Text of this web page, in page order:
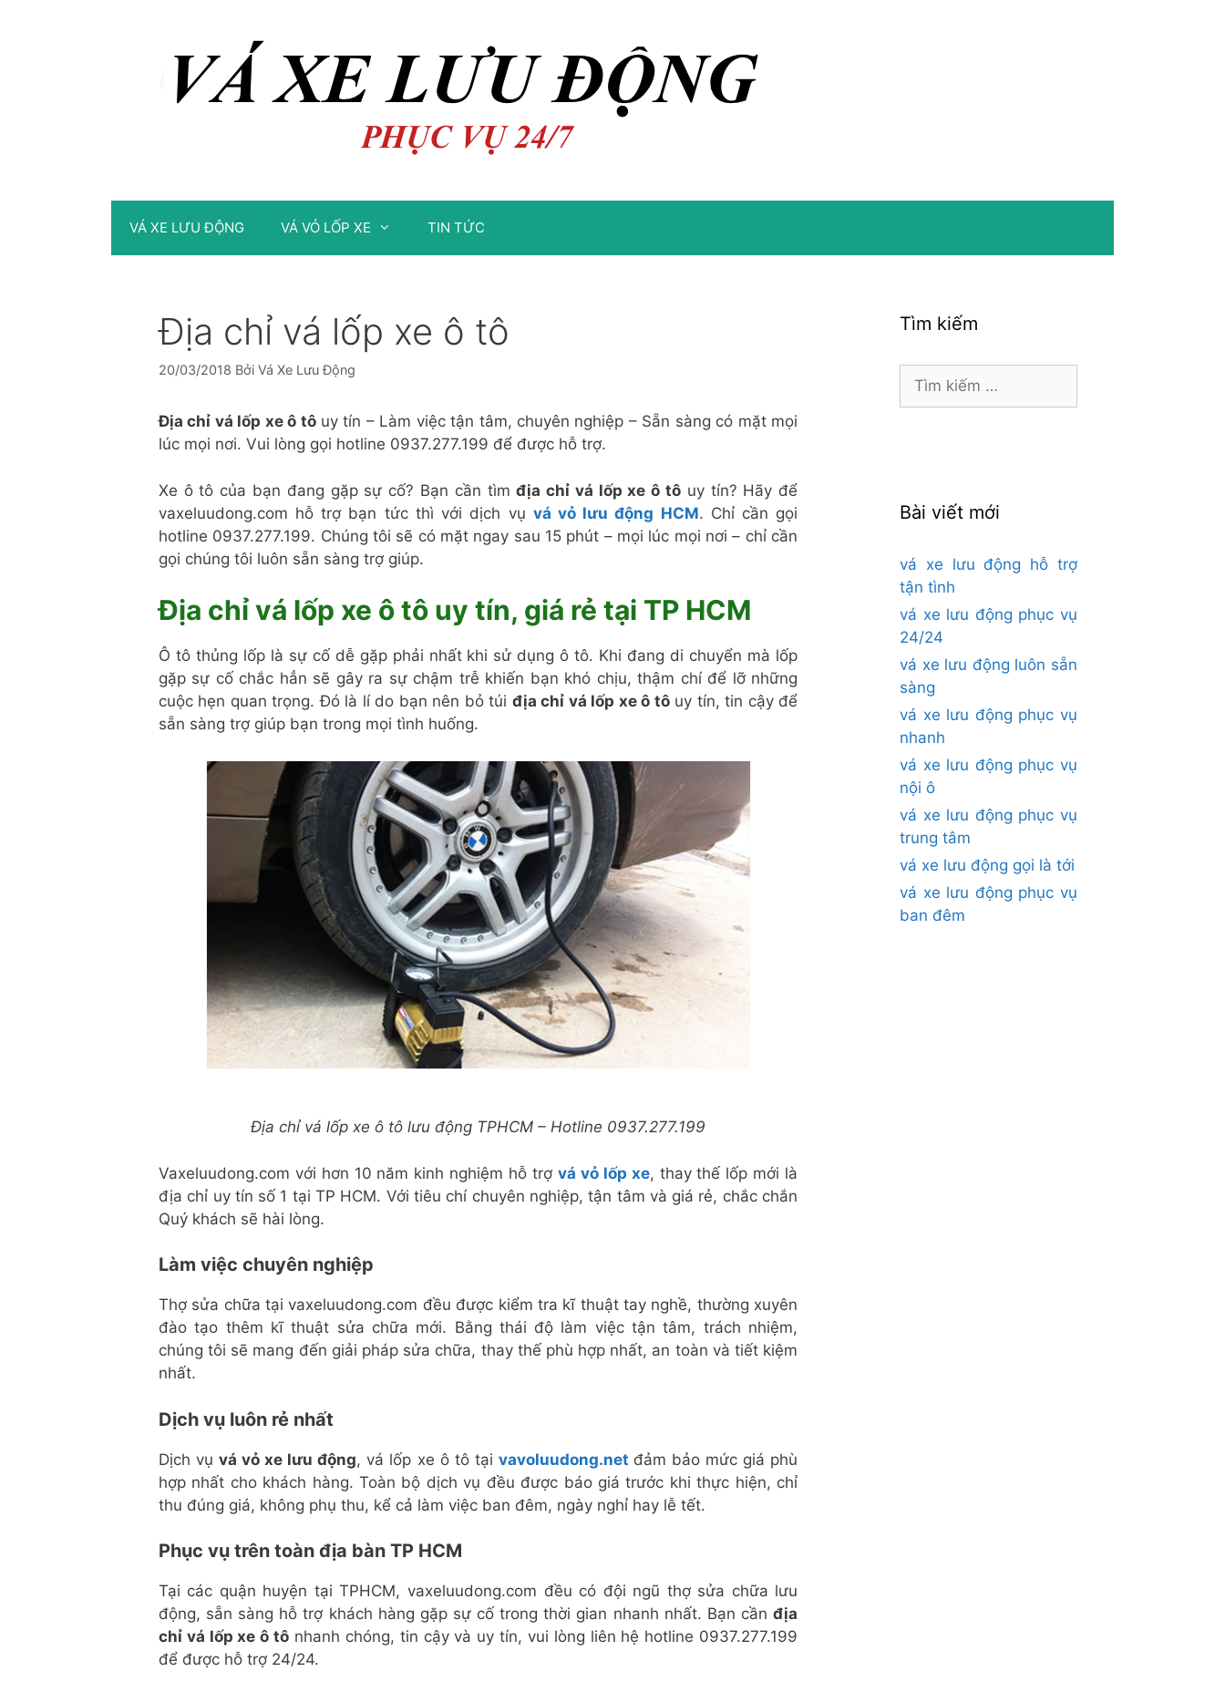
VÁ XE LƯU ĐỘNG VÁ VỎ LỐP XE TIN TỨC
Địa chỉ vá lốp xe ô tô
20/03/2018 Bởi Vá Xe Lưu Động
Địa chỉ vá lốp xe ô tôuy tín – Làm việc tận tâm, chuyên nghiệp – Sẵn sàng có mặt mọi
lúc mọi nơi. Vui lòng gọi hotline 0937.277.199 để được hỗ trợ.
Xe ô tô của bạn đang gặp sự cố? Bạn cần tìmđịa chỉ vá lốp xe ô tô uy tín? Hãy để
vaxeluudong.com hỗ trợ bạn tức thì với dịch vụ vá vỏ lưu động HCM. Chỉ cần gọi
hotline 0937.277.199. Chúng tôi sẽ có mặt ngay sau 15 phút – mọi lúc mọi nơi – chỉ cần
gọi chúng tôi luôn sẵn sàng trợ giúp.
Địa chỉ vá lốp xe ô tô uy tín, giá rẻ tại TP HCM
Ô tô thủng lốp là sự cố dễ gặp phải nhất khi sử dụng ô tô. Khi đang di chuyển mà lốp
gặp sự cố chắc hẳn sẽ gây ra sự chậm trễ khiến bạn khó chịu, thậm chí để lỡ những
cuộc hẹn quan trọng. Đó là lí do bạn nên bỏ túi địa chỉ vá lốp xe ô tôuy tín, tin cậy để
sẵn sàng trợ giúp bạn trong mọi tình huống.
Địa chỉ vá lốp xe ô tô lưu động TPHCM – Hotline 0937.277.199
Vaxeluudong.com với hơn 10 năm kinh nghiệm hỗ trợ vá vỏ lốp xe, thay thế lốp mới là
địa chỉ uy tín số 1 tại TP HCM. Với tiêu chí chuyên nghiệp, tận tâm và giá rẻ, chắc chắn
Quý khách sẽ hài lòng.
Làm việc chuyên nghiệp
Thợ sửa chữa tại vaxeluudong.com đều được kiểm tra kĩ thuật tay nghề, thường xuyên
đào tạo thêm kĩ thuật sửa chữa mới. Bằng thái độ làm việc tận tâm, trách nhiệm,
chúng tôi sẽ mang đến giải pháp sửa chữa, thay thế phù hợp nhất, an toàn và tiết kiệm
nhất.
Dịch vụ luôn rẻ nhất
Dịch vụvá vỏ xe lưu động, vá lốp xe ô tô tại vavoluudong.net đảm bảo mức giá phù
hợp nhất cho khách hàng. Toàn bộ dịch vụ đều được báo giá trước khi thực hiện, chỉ
thu đúng giá, không phụ thu, kể cả làm việc ban đêm, ngày nghỉ hay lễ tết.
Phục vụ trên toàn địa bàn TP HCM
Tại các quận huyện tại TPHCM, vaxeluudong.com đều có đội ngũ thợ sửa chữa lưu
động, sẵn sàng hỗ trợ khách hàng gặp sự cố trong thời gian nhanh nhất. Bạn cầnđịa
chỉ vá lốp xe ô tô nhanh chóng, tin cậy và uy tín, vui lòng liên hệ hotline 0937.277.199
để được hỗ trợ 24/24.
Tìm kiếm
Tìm
Bài viết mới
vá xe lưu động hỗ trợ
tận tình
vá xe lưu động phục vụ
24/24
vá xe lưu động luôn sẵn
sàng
vá xe lưu động phục vụ
nhanh
vá xe lưu động phục vụ
nội ô
vá xe lưu động phục vụ
trung tâm
vá xe lưu động gọi là tới
vá xe lưu động phục vụ
ban đêm